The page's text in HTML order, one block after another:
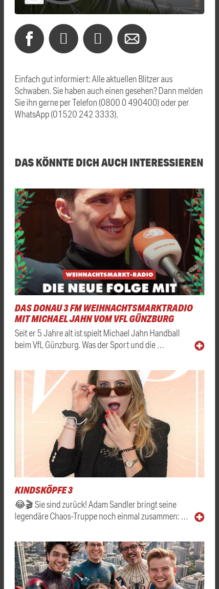
Einfach gut informiert: Alle aktuellen Blitzer aus
Schwaben. Sie haben auch einen gesehen? Dann melden
Sie ihn gerne per Telefon (0800 0 490400) oder per
WhatsApp (01520 242 3333).
DAS KÖNNTE DICH AUCH INTERESSIEREN
DAS DONAU 3 FM WEIHNACHTSMARKTRADIO
MIT MICHAEL JAHN VOM VFL GÜNZBURG
Seit er 5 Jahre alt ist spielt Michael Jahn Handball
beim VfL Günzburg. Was der Sport und die …
KINDSKÖPFE 3
😂🎬 Sie sind zurück! Adam Sandler bringt seine
legendäre Chaos-Truppe noch einmal zusammen: …